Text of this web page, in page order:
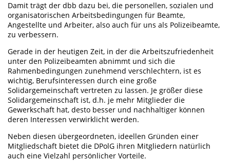
Damit trägt der dbb dazu bei, die personellen, sozialen und
organisatorischen Arbeitsbedingungen für Beamte,
Angestellte und Arbeiter, also auch für uns als Polizeibeamte,
zu verbessern.
Gerade in der heutigen Zeit, in der die Arbeitszufriedenheit
unter den Polizeibeamten abnimmt und sich die
Rahmenbedingungen zunehmend verschlechtern, ist es
wichtig, Berufsinteressen durch eine große
Solidargemeinschaft vertreten zu lassen. Je größer diese
Solidargemeinschaft ist, d.h. je mehr Mitglieder die
Gewerkschaft hat, desto besser und nachhaltiger können
deren Interessen verwirklicht werden.
Neben diesen übergeordneten, ideellen Gründen einer
Mitgliedschaft bietet die DPolG ihren Mitgliedern natürlich
auch eine Vielzahl persönlicher Vorteile.